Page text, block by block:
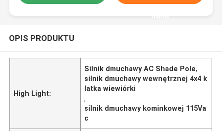
nami
OPIS PRODUKTU
High Light:
Silnik dmuchawy AC Shade Pole,
silnik dmuchawy wewnętrznej 4x4 k
latka wiewiórki
,
silnik dmuchawy kominkowej 115Va
c